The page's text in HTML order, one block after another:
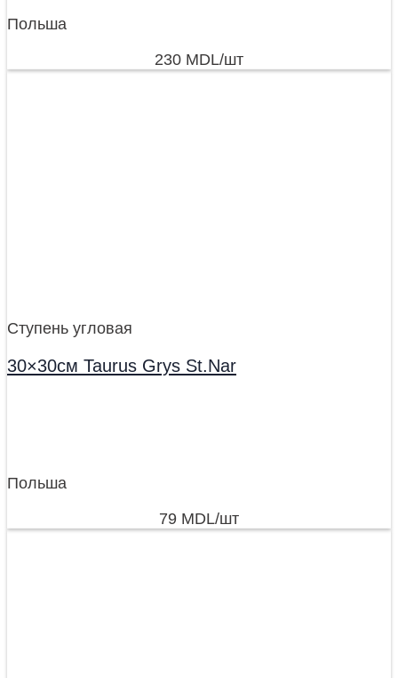
Польша
230 MDL/шт
Ступень угловая
30×30см Taurus Grys St.Nar
Польша
79 MDL/шт